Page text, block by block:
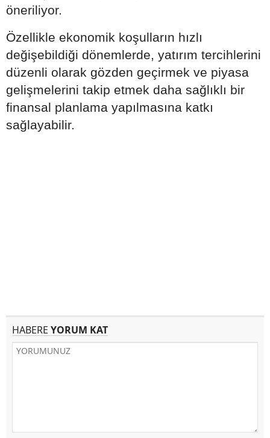
öneriliyor.
Özellikle ekonomik koşulların hızlı
değişebildiği dönemlerde, yatırım tercihlerini
düzenli olarak gözden geçirmek ve piyasa
gelişmelerini takip etmek daha sağlıklı bir
finansal planlama yapılmasına katkı
sağlayabilir.
HABERE YORUM KAT